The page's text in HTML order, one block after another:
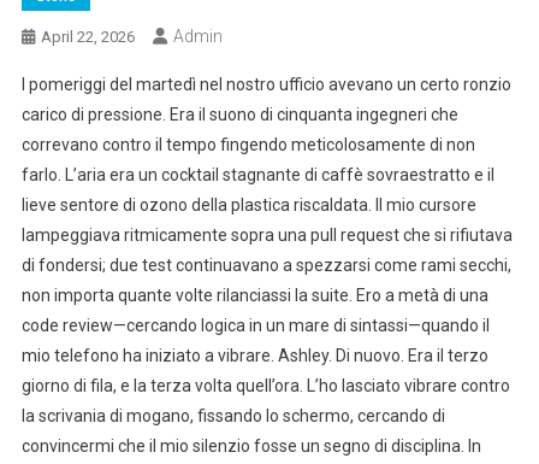
April 22, 2026 Admin
I pomeriggi del martedì nel nostro ufficio avevano un certo ronzio
carico di pressione. Era il suono di cinquanta ingegneri che
correvano contro il tempo fingendo meticolosamente di non
farlo. L’aria era un cocktail stagnante di caffè sovraestratto e il
lieve sentore di ozono della plastica riscaldata. Il mio cursore
lampeggiava ritmicamente sopra una pull request che si rifiutava
di fondersi; due test continuavano a spezzarsi come rami secchi,
non importa quante volte rilanciassi la suite. Ero a metà di una
code review—cercando logica in un mare di sintassi—quando il
mio telefono ha iniziato a vibrare. Ashley. Di nuovo. Era il terzo
giorno di fila, e la terza volta quell’ora. L’ho lasciato vibrare contro
la scrivania di mogano, fissando lo schermo, cercando di
convincermi che il mio silenzio fosse un segno di disciplina. In